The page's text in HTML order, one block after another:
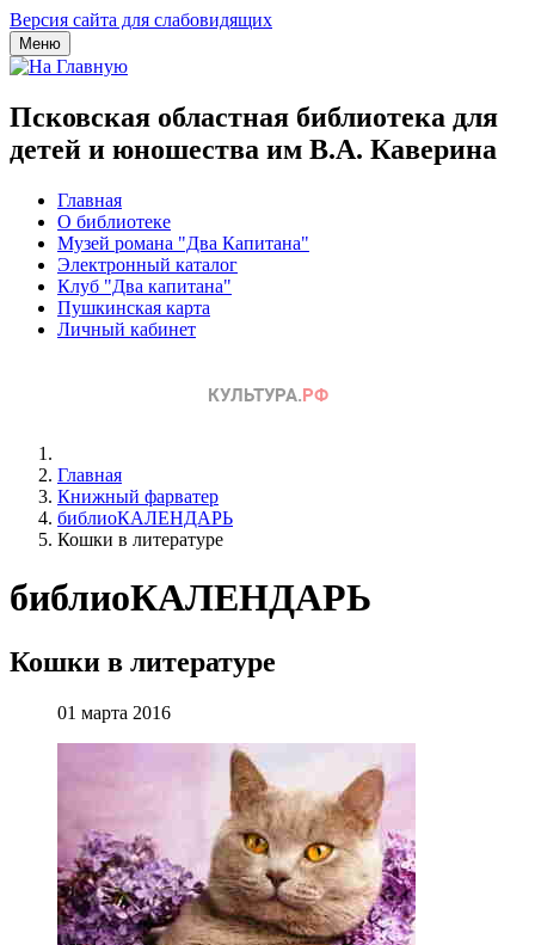
Версия сайта для слабовидящих
Меню
Псковская областная библиотека для
детей и юношества им В.А. Каверина
Главная
О библиотеке
Музей романа "Два Капитана"
Электронный каталог
Клуб "Два капитана"
Пушкинская карта
Личный кабинет
Главная
Книжный фарватер
библиоКАЛЕНДАРЬ
Кошки в литературе
библиоКАЛЕНДАРЬ
Кошки в литературе
01 марта 2016